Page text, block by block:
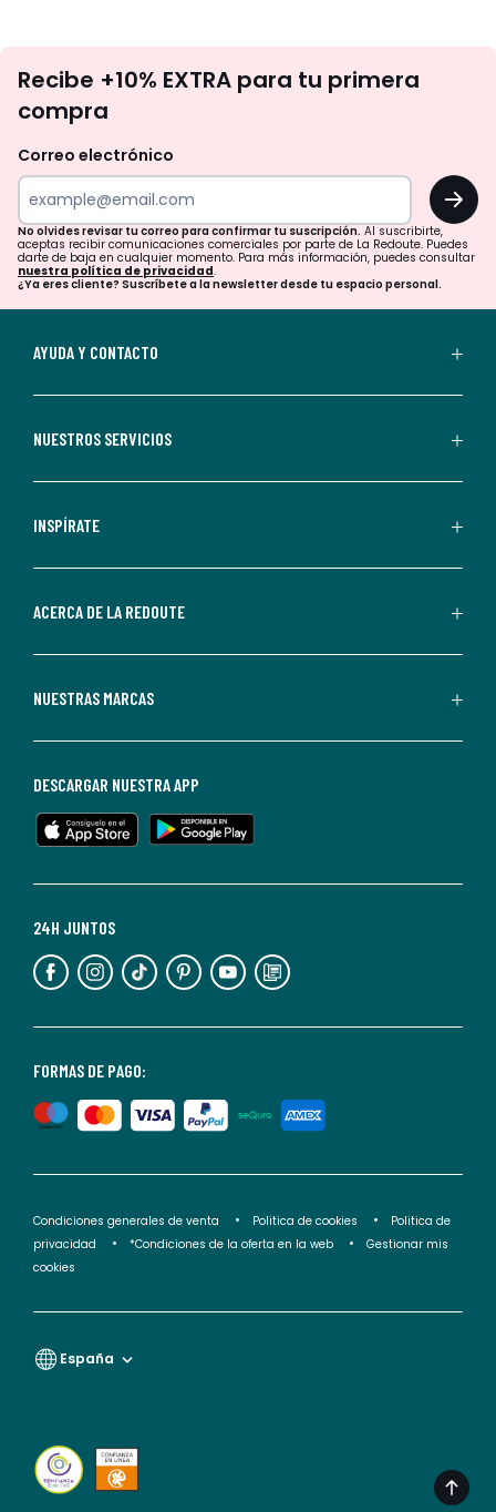
te
tu
para
confirmar
tu
suscripción.
aceptas
comerciales
personalizadas
parte
Redoute.
de
en
cualquier
Para
información,
puedes
nuestra
de
privacidad</2>.
Recibe +10% EXTRA para tu primera
compra
Correo electrónico
OK
No olvides revisar tu correo para confirmar tu suscripción. Al suscribirte,
aceptas recibir comunicaciones comerciales por parte de La Redoute. Puedes
darte de baja en cualquier momento. Para más información, puedes consultar
nuestra política de privacidad.
¿Ya eres cliente? Suscríbete a la newsletter desde tu espacio personal.
AYUDA Y CONTACTO
NUESTROS SERVICIOS
INSPÍRATE
ACERCA DE LA REDOUTE
NUESTRAS MARCAS
FORMAS DE PAGO:
24H JUNTOS
DESCARGAR NUESTRA APP
Condiciones generales de venta Politica de cookies
Politica de
privacidad
*Condiciones de la oferta en la web
Gestionar mis
cookies
España